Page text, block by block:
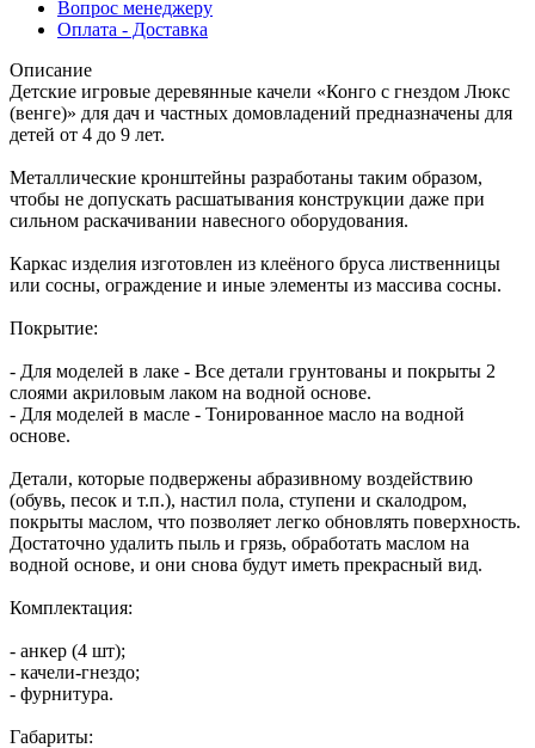
Вопрос менеджеру
Оплата - Доставка
Описание
Детские игровые деревянные качели «Конго с гнездом Люкс
(венге)» для дач и частных домовладений предназначены для
детей от 4 до 9 лет.
Металлические кронштейны разработаны таким образом,
чтобы не допускать расшатывания конструкции даже при
сильном раскачивании навесного оборудования.
Каркас изделия изготовлен из клеёного бруса лиственницы
или сосны, ограждение и иные элементы из массива сосны.
Покрытие:
- Для моделей в лаке - Все детали грунтованы и покрыты 2
слоями акриловым лаком на водной основе.
- Для моделей в масле - Тонированное масло на водной
основе.
Детали, которые подвержены абразивному воздействию
(обувь, песок и т.п.), настил пола, ступени и скалодром,
покрыты маслом, что позволяет легко обновлять поверхность.
Достаточно удалить пыль и грязь, обработать маслом на
водной основе, и они снова будут иметь прекрасный вид.
Комплектация:
- анкер (4 шт);
- качели-гнездо;
- фурнитура.
Габариты: